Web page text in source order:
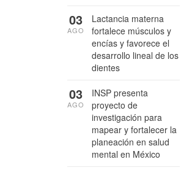
Lactancia materna
fortalece músculos y
encías y favorece el
desarrollo lineal de los
dientes
03
AGO
INSP presenta
proyecto de
investigación para
mapear y fortalecer la
planeación en salud
mental en México
03
AGO